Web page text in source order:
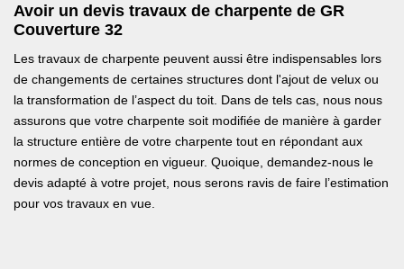
Avoir un devis travaux de charpente de GR
Couverture 32
Les travaux de charpente peuvent aussi être indispensables lors
de changements de certaines structures dont l'ajout de velux ou
la transformation de l’aspect du toit. Dans de tels cas, nous nous
assurons que votre charpente soit modifiée de manière à garder
la structure entière de votre charpente tout en répondant aux
normes de conception en vigueur. Quoique, demandez-nous le
devis adapté à votre projet, nous serons ravis de faire l’estimation
pour vos travaux en vue.